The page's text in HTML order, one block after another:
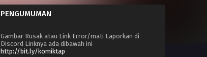
PENGUMUMAN
Gambar Rusak atau Link Error/mati Laporkan di
Discord Linknya ada dibawah ini
http://bit.ly/komiktap